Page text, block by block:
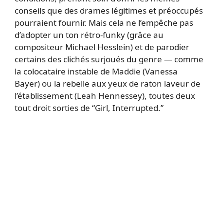
conseils que des drames légitimes et préoccupés
pourraient fournir. Mais cela ne l’empêche pas
d’adopter un ton rétro-funky (grâce au
compositeur Michael Hesslein) et de parodier
certains des clichés surjoués du genre — comme
la colocataire instable de Maddie (Vanessa
Bayer) ou la rebelle aux yeux de raton laveur de
l’établissement (Leah Hennessey), toutes deux
tout droit sorties de “Girl, Interrupted.”